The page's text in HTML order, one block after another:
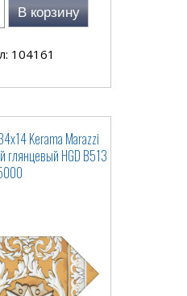
В корзину
104161
Kerama Marazzi
HGD B513